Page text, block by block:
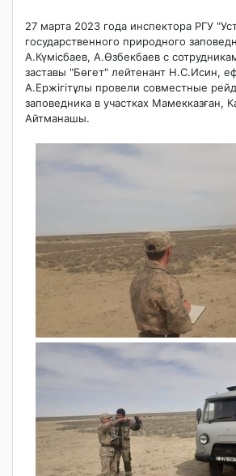
27 марта 2023 года инспектора РГУ
государственного природного
А.Күмісбаев, А.Өзбекбаев с
заставы "Бөгет" лейтенант Н.С.Исин,
А.Ержігітұлы провели совместные
заповедника в участках Мамекказған,
Айтманашы.